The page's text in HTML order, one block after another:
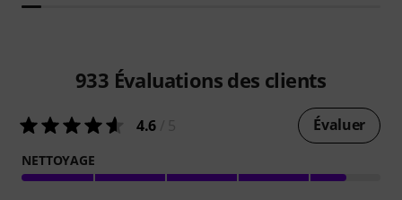
933 Évaluations des clients
4.6 Évaluer
NETTOYAGE